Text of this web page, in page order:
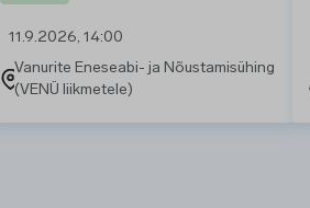
11.9.2026, 14:00
Vanurite Eneseabi- ja Nõustamisühing
(VENÜ liikmetele)